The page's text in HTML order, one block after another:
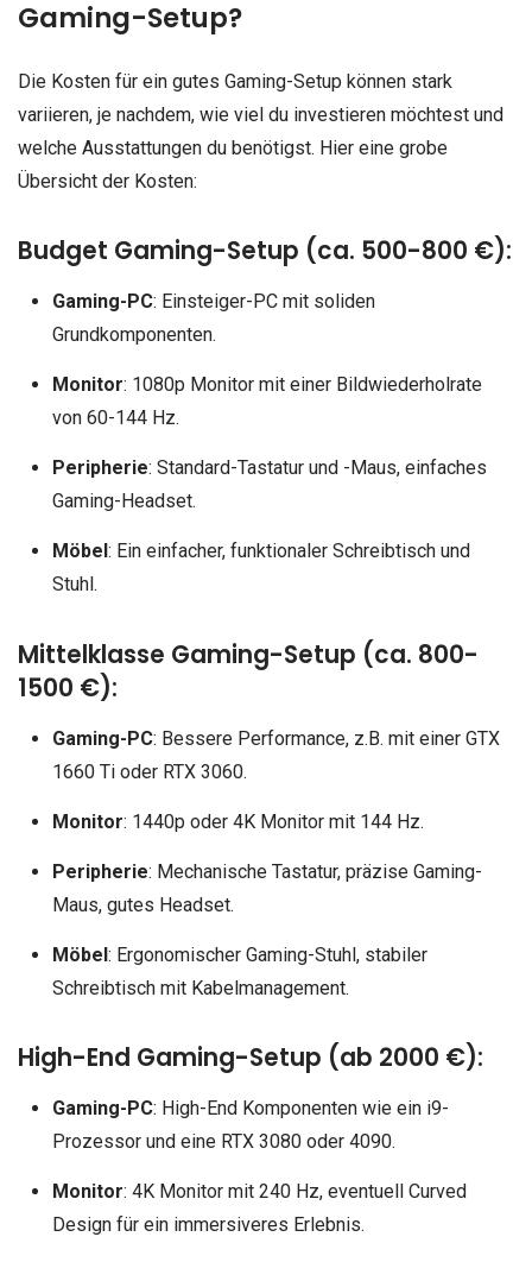
Gaming-Setup?
Die Kosten für ein gutes Gaming-Setup können stark
variieren, je nachdem, wie viel du investieren möchtest und
welche Ausstattungen du benötigst. Hier eine grobe
Übersicht der Kosten:
Budget Gaming-Setup (ca. 500-800 €):
Gaming-PC: Einsteiger-PC mit soliden
Grundkomponenten.
Monitor: 1080p Monitor mit einer Bildwiederholrate
von 60-144 Hz.
Peripherie: Standard-Tastatur und -Maus, einfaches
Gaming-Headset.
Möbel : Ein einfacher, funktionaler Schreibtisch und
Stuhl.
Mittelklasse Gaming-Setup (ca. 800-
1500 €):
Gaming-PC: Bessere Performance, z.B. mit einer GTX
1660 Ti oder RTX 3060.
Monitor: 1440p oder 4K Monitor mit 144 Hz.
Peripherie: Mechanische Tastatur, präzise Gaming-
Maus, gutes Headset.
Möbel: Ergonomischer Gaming-Stuhl, stabiler
Schreibtisch mit Kabelmanagement.
High-End Gaming-Setup (ab 2000 €):
Gaming-PC: High-End Komponenten wie ein i9-
Prozessor und eine RTX 3080 oder 4090.
Monitor: 4K Monitor mit 240 Hz, eventuell Curved
Design für ein immersiveres Erlebnis.